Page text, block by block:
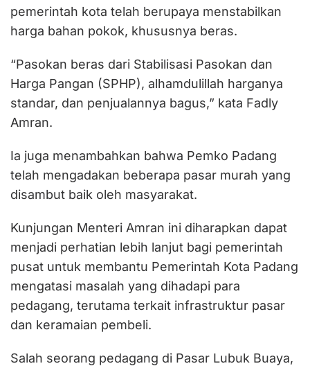
pemerintah kota telah berupaya menstabilkan
harga bahan pokok, khususnya beras.
“Pasokan beras dari Stabilisasi Pasokan dan
Harga Pangan (SPHP), alhamdulillah harganya
standar, dan penjualannya bagus,” kata Fadly
Amran.
Ia juga menambahkan bahwa Pemko Padang
telah mengadakan beberapa pasar murah yang
disambut baik oleh masyarakat.
Kunjungan Menteri Amran ini diharapkan dapat
menjadi perhatian lebih lanjut bagi pemerintah
pusat untuk membantu Pemerintah Kota Padang
mengatasi masalah yang dihadapi para
pedagang, terutama terkait infrastruktur pasar
dan keramaian pembeli.
Salah seorang pedagang di Pasar Lubuk Buaya,